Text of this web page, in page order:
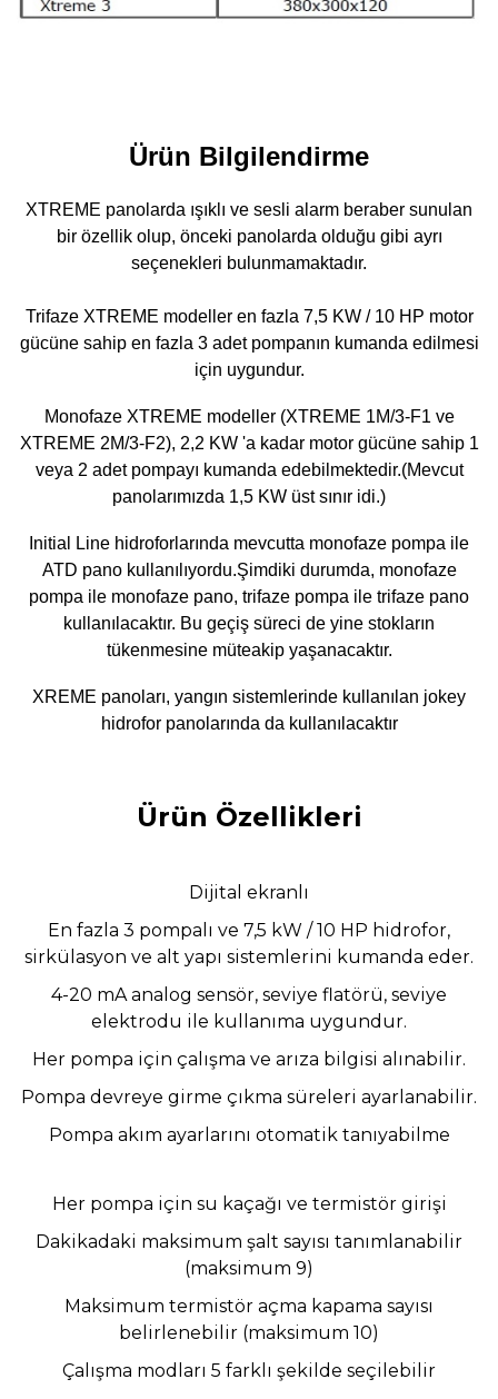
Ürün Bilgilendirme
XTREME panolarda ışıklı ve sesli alarm beraber sunulan
bir özellik olup, önceki panolarda olduğu gibi ayrı
seçenekleri bulunmamaktadır.
Trifaze XTREME modeller en fazla 7,5 KW / 10 HP motor
gücüne sahip en fazla 3 adet pompanın kumanda edilmesi
için uygundur.
Monofaze XTREME modeller (XTREME 1M/3-F1 ve
XTREME 2M/3-F2), 2,2 KW 'a kadar motor gücüne sahip 1
veya 2 adet pompayı kumanda edebilmektedir.(Mevcut
panolarımızda 1,5 KW üst sınır idi.)
Initial Line hidroforlarında mevcutta monofaze pompa ile
ATD pano kullanılıyordu.Şimdiki durumda, monofaze
pompa ile monofaze pano, trifaze pompa ile trifaze pano
kullanılacaktır. Bu geçiş süreci de yine stokların
tükenmesine müteakip yaşanacaktır.
XREME panoları, yangın sistemlerinde kullanılan jokey
hidrofor panolarında da kullanılacaktır
Ürün Özellikleri
Dijital ekranlı
En fazla 3 pompalı ve 7,5 kW / 10 HP hidrofor,
sirkülasyon ve alt yapı sistemlerini kumanda eder.
4-20 mA analog sensör, seviye flatörü, seviye
elektrodu ile kullanıma uygundur.
Her pompa için çalışma ve arıza bilgisi alınabilir.
Pompa devreye girme çıkma süreleri ayarlanabilir.
Pompa akım ayarlarını otomatik tanıyabilme
Her pompa için su kaçağı ve termistör girişi
Dakikadaki maksimum şalt sayısı tanımlanabilir
(maksimum 9)
Maksimum termistör açma kapama sayısı
belirlenebilir (maksimum 10)
Çalışma modları 5 farklı şekilde seçilebilir